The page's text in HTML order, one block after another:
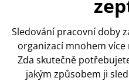
Sledování pracovní doby
organizací mnohem
Zda skutečně
jakým způsobem ji